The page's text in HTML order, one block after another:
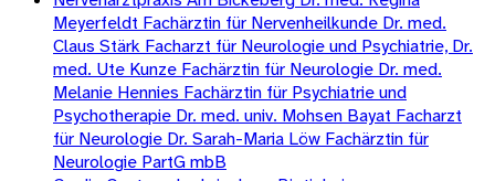
Meyerfeldt Fachärztin für Nervenheilkunde Dr. med.
Claus Stärk Facharzt für Neurologie und Psychiatrie, Dr.
med. Ute Kunze Fachärztin für Neurologie Dr. med.
Melanie Hennies Fachärztin für Psychiatrie und
Psychotherapie Dr. med. univ. Mohsen Bayat Facharzt
für Neurologie Dr. Sarah-Maria Löw Fachärztin für
Neurologie PartG mbB